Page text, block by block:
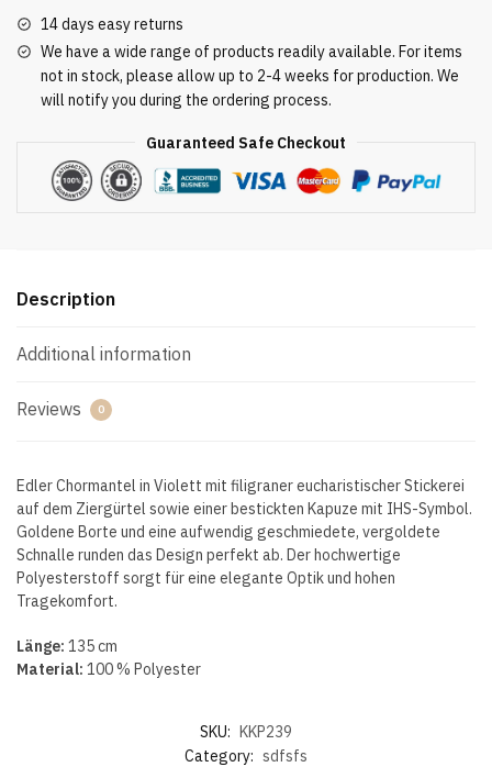
Stickerei
&
vergoldeter
14 days easy returns
We have a wide range of products readily available. For items
not in stock, please allow up to 2-4 weeks for production. We
will notify you during the ordering process.
Guaranteed Safe Checkout
Description
Additional information
Reviews 0
Edler Chormantel in Violett mit filigraner eucharistischer Stickerei
auf dem Ziergürtel sowie einer bestickten Kapuze mit IHS-Symbol.
Goldene Borte und eine aufwendig geschmiedete, vergoldete
Schnalle runden das Design perfekt ab. Der hochwertige
Polyesterstoff sorgt für eine elegante Optik und hohen
Tragekomfort.
Länge: 135 cm
Material: 100 % Polyester
SKU: KKP239
Category: sdfsfs